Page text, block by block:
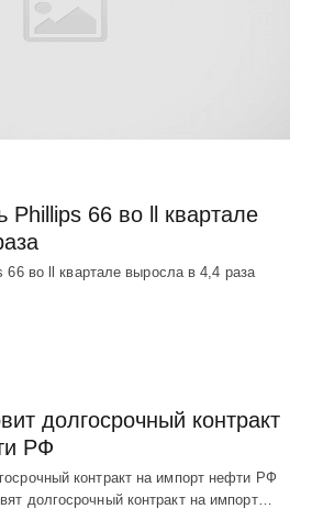
Phillips 66 во ll квартале
во ll квартале выросла в 4,4 раза
долгосрочный контракт
РФ
контракт на импорт нефти РФ
долгосрочный контракт на импорт…